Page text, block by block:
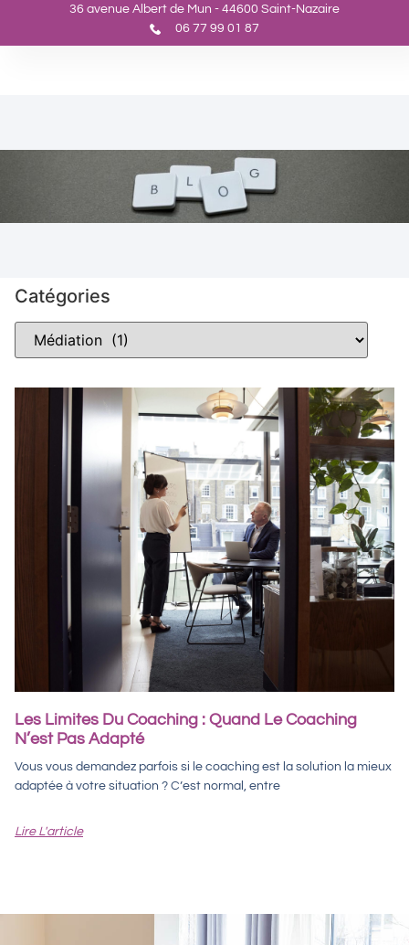
36 avenue Albert de Mun - 44600 Saint-Nazaire
06 77 99 01 87
Catégories
Les Limites Du Coaching : Quand Le Coaching
N’est Pas Adapté
Vous vous demandez parfois si le coaching est la solution la mieux
adaptée à votre situation ? C’est normal, entre
Lire L'article